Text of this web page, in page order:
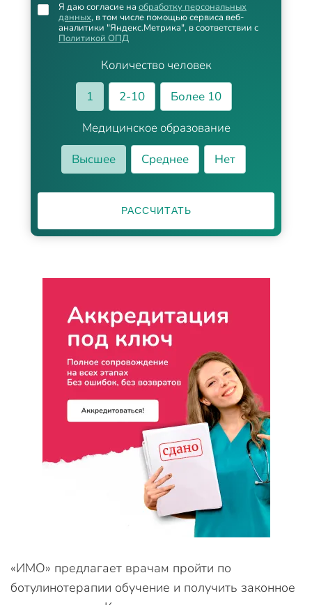
Количество человек
1
2-10
Более 10
Медицинское образование
Высшее
Среднее Нет
Я даю согласие на обработку персональных
данных, в том числе помощью сервиса веб-
аналитики "Яндекс.Метрика", в соответствии с
Политикой ОПД
РАССЧИТАТЬ
«ИМО» предлагает врачам пройти по
ботулинотерапии обучение и получить законное